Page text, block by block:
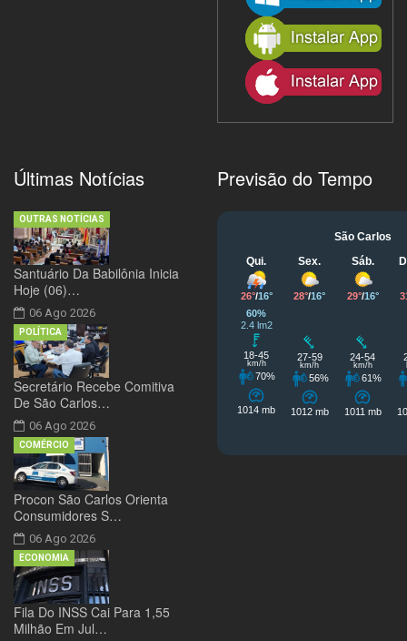
Últimas Notícias
Santuário Da Babilônia Inicia
Hoje (06)…
06 Ago 2026
OUTRAS NOTÍCIAS
Secretário Recebe Comitiva
De São Carlos…
06 Ago 2026
POLÍTICA
Procon São Carlos Orienta
Consumidores S…
06 Ago 2026
COMÉRCIO
Fila Do INSS Cai Para 1,55
Milhão Em Jul…
ECONOMIA
Previsão do Tempo